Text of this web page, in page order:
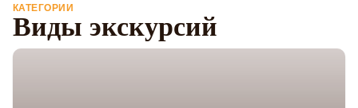
КАТЕГОРИИ
Виды экскурсий